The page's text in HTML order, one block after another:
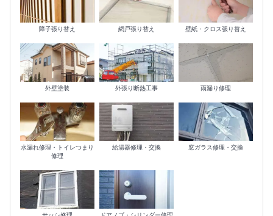
障子張り替え 網戸張り替え 壁紙・クロス張り替え
外壁塗装 外張り断熱工事 雨漏り修理
水漏れ修理・トイレつまり
修理
給湯器修理・交換 窓ガラス修理・交換